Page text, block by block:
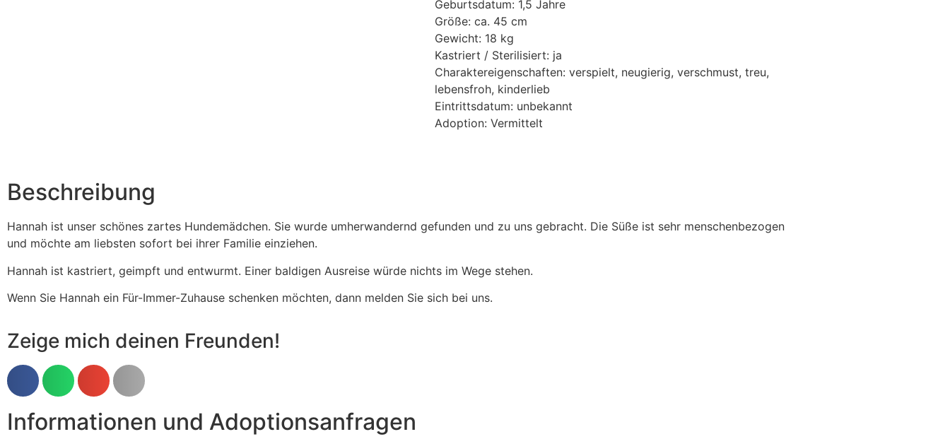
Geburtsdatum: 1,5 Jahre
Größe: ca. 45 cm
Gewicht: 18 kg
Kastriert / Sterilisiert: ja
Charaktereigenschaften: verspielt, neugierig, verschmust, treu,
lebensfroh, kinderlieb
Eintrittsdatum: unbekannt
Adoption: Vermittelt
Beschreibung
Hannah ist unser schönes zartes Hundemädchen. Sie wurde umherwandernd gefunden und zu uns gebracht. Die Süße ist sehr menschenbezogen
und möchte am liebsten sofort bei ihrer Familie einziehen.
Hannah ist kastriert, geimpft und entwurmt. Einer baldigen Ausreise würde nichts im Wege stehen.
Wenn Sie Hannah ein Für-Immer-Zuhause schenken möchten, dann melden Sie sich bei uns.
Zeige mich deinen Freunden!
Informationen und Adoptionsanfragen